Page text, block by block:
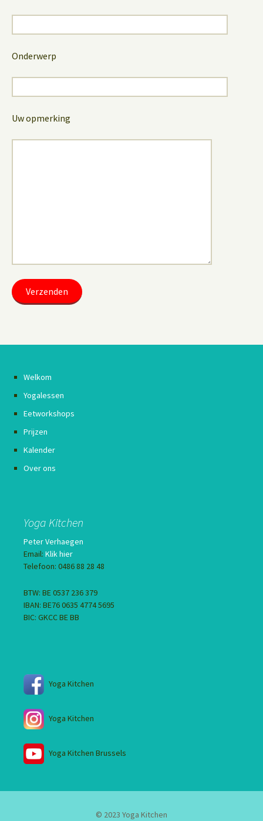
Onderwerp
Uw opmerking
Welkom
Yogalessen
Eetworkshops
Prijzen
Kalender
Over ons
Yoga Kitchen
Peter Verhaegen
Email: Klik hier
Telefoon: 0486 88 28 48
BTW: BE 0537 236 379
IBAN: BE76 0635 4774 5695
BIC: GKCC BE BB
Yoga Kitchen
Yoga Kitchen
Yoga Kitchen Brussels
© 2023 Yoga Kitchen